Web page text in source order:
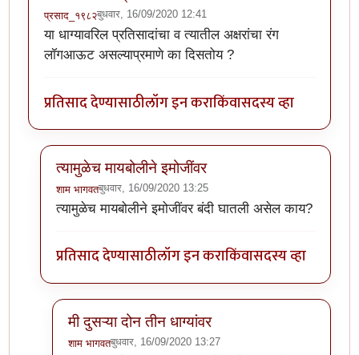
प्रसाद_१९८२बुधवार, 16/09/2020 12:41
या धाग्यावरिल प्रतिसादांचा व त्यातील अक्षरांचा रंग
लॉगआऊट असल्याप्रमाणे का दिसतोय ?
प्रतिसाद देण्यासाठीलॉग इन कराकिंवासदस्य व्हा
त्यामुळेच मायबोलीने इमोजींवर
शाम भागवतबुधवार, 16/09/2020 13:25
In reply toया धाग्यावरिल प्रतिसादांचा वbyप्रसाद_१९८२
त्यामुळेच मायबोलीने इमोजींवर बंदी घातली असेल काय?
प्रतिसाद देण्यासाठीलॉग इन कराकिंवासदस्य व्हा
मी दुसऱ्या दोन तीन धाग्यांवर
शाम भागवतबुधवार, 16/09/2020 13:27